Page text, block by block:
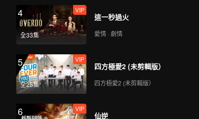
4
全33集
VIP
這一秒過火
愛情 · 劇情
5
全25集
VIP
四方極愛2 (未剪輯版）
四方極愛2 (未剪輯版）
6 VIP
仙逆